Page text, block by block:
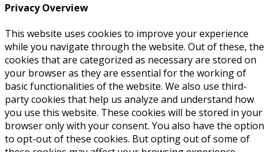
Privacy Overview
This website uses cookies to improve your experience
while you navigate through the website. Out of these, the
cookies that are categorized as necessary are stored on
your browser as they are essential for the working of
basic functionalities of the website. We also use third-
party cookies that help us analyze and understand how
you use this website. These cookies will be stored in your
browser only with your consent. You also have the option
to opt-out of these cookies. But opting out of some of